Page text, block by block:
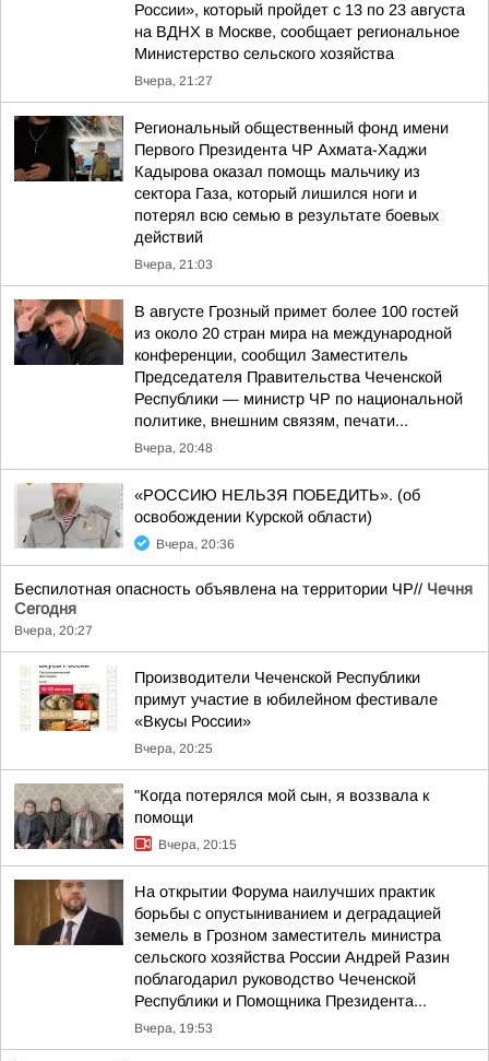
России», который пройдет с 13 по 23 августа
на ВДНХ в Москве, сообщает региональное
Министерство сельского хозяйства
Вчера, 21:27
Региональный общественный фонд имени
Первого Президента ЧР Ахмата-Хаджи
Кадырова оказал помощь мальчику из
сектора Газа, который лишился ноги и
потерял всю семью в результате боевых
действий
Вчера, 21:03
В августе Грозный примет более 100 гостей
из около 20 стран мира на международной
конференции, сообщил Заместитель
Председателя Правительства Чеченской
Республики — министр ЧР по национальной
политике, внешним связям, печати...
Вчера, 20:48
«РОССИЮ НЕЛЬЗЯ ПОБЕДИТЬ». (об
освобождении Курской области)
Вчера, 20:36
Беспилотная опасность объявлена на территории ЧР// Чечня
Сегодня
Вчера, 20:27
Производители Чеченской Республики
примут участие в юбилейном фестивале
«Вкусы России»
Вчера, 20:25
"Когда потерялся мой сын, я воззвала к
помощи
Вчера, 20:15
На открытии Форума наилучших практик
борьбы с опустыниванием и деградацией
земель в Грозном заместитель министра
сельского хозяйства России Андрей Разин
поблагодарил руководство Чеченской
Республики и Помощника Президента...
Вчера, 19:53